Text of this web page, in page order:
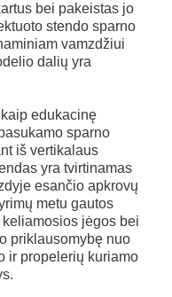
bei pakeistas jo
stendo sparno
vamzdžiui
dalių yra
edukacinę
sparno
iš vertikalaus
yra tvirtinamas
esančio apkrovų
metu gautos
jėgos bei
priklausomybę nuo
ir propelerių kuriamo